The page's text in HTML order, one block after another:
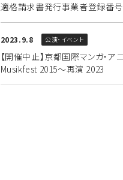
適格請求書発行事業者登録番号
2023.9.8 公演・イベント
【開催中止】京都国際マンガ・
Musikfest 2015～再演 2023